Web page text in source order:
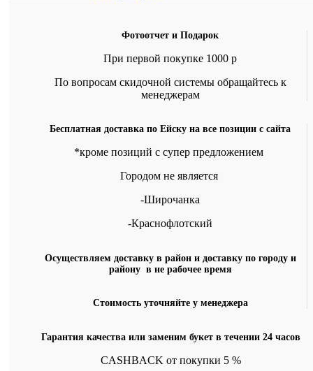
Фотоотчет и Подарок
При первой покупке 1000 р
По вопросам скидочной системы обращайтесь к
менеджерам
Бесплатная доставка по Ейску на все позиции с сайта
*кроме позиций с супер предложением
Городом не является
-Широчанка
-Краснофлотский
Осуществляем доставку в район и доставку по городу и
району в не рабочее время
Стоимость уточняйте у менеджера
Гарантия качества или заменим букет в течении 24 часов
CASHBACK от покупки 5 %